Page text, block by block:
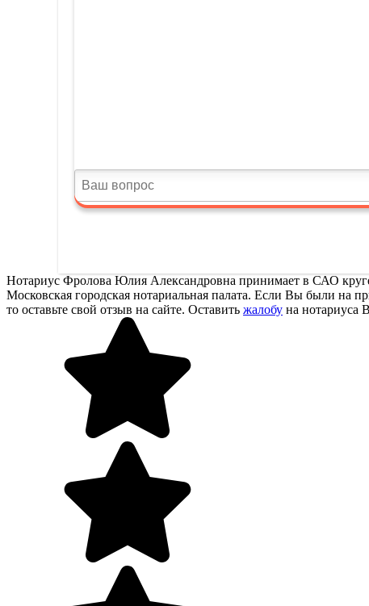
Нотариус Фролова Юлия Александровна принимает в САО
Московская городская нотариальная палата. Если Вы были на
то оставьте свой отзыв на сайте. Оставить жалобу на нотариуса